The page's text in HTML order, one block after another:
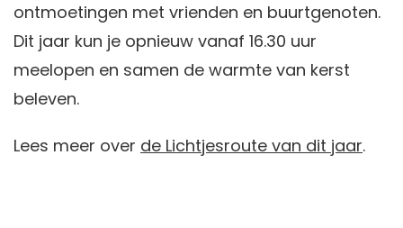
ontmoetingen met vrienden en buurtgenoten.
Dit jaar kun je opnieuw vanaf 16.30 uur
meelopen en samen de warmte van kerst
beleven.
Lees meer over de Lichtjesroute van dit jaar.